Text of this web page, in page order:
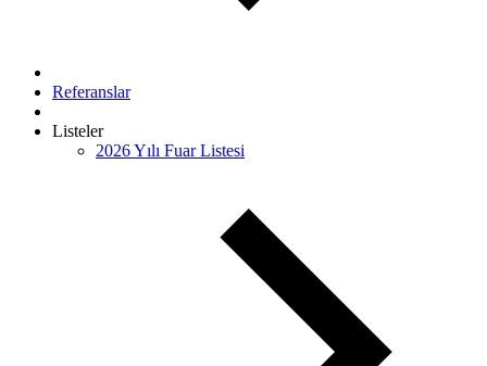
Referanslar
Listeler
2026 Yılı Fuar Listesi